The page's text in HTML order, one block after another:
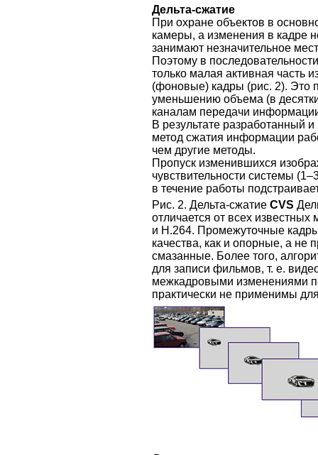
Дельта-сжатие
При охране объектов в
камеры, а изменения в кадре
занимают незначительное
Поэтому в
только малая активная часть
(фоновые) кадры (рис. 2). Это
уменьшению объема (в
каналам передачи
В результате разработанный
метод сжатия информации
чем другие методы.
Пропуск изменившихся
чувствительности системы
в течение работы
Рис. 2. Дельта-сжатие CVS
отличается от всех
и H.264. Промежуточные
качества, как и опорные, а не
смазанные. Более того,
для записи фильмов, т. е.
межкадровыми изменениями
практически не применимы